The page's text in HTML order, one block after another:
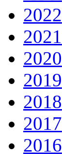
2022
2021
2020
2019
2018
2017
2016